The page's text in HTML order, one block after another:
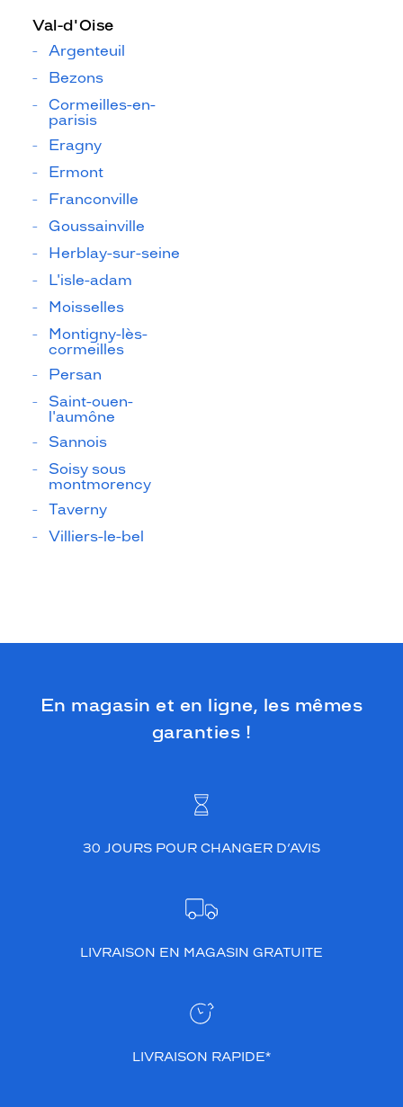
Val-d'Oise
Argenteuil
Bezons
Cormeilles-en-
parisis
Eragny
Ermont
Franconville
Goussainville
Herblay-sur-seine
L'isle-adam
Moisselles
Montigny-lès-
cormeilles
Persan
Saint-ouen-
l'aumône
Sannois
Soisy sous
montmorency
Taverny
Villiers-le-bel
En magasin et en ligne, les mêmes
garanties !
30 JOURS POUR CHANGER D’AVIS
LIVRAISON EN MAGASIN GRATUITE
LIVRAISON RAPIDE*